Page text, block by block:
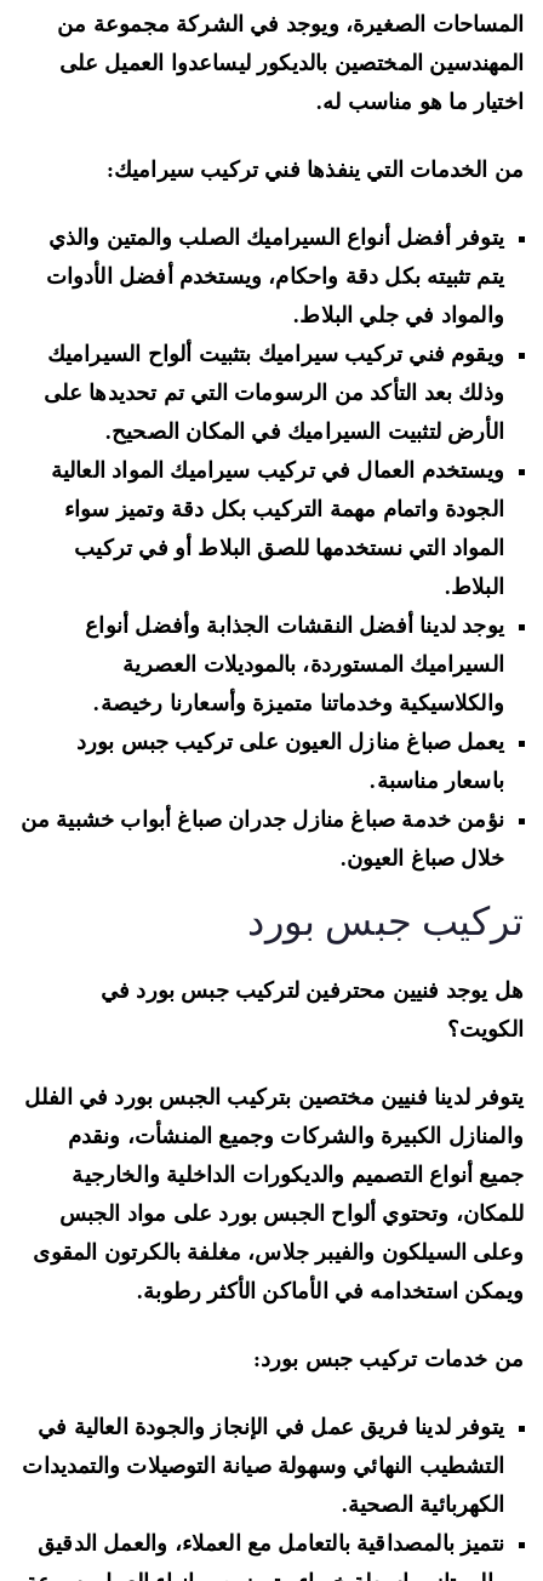
الصغيرة، ويوجد في الشركة مجموعة من
المختصين بالديكور ليساعدوا العميل على
ما هو مناسب له.
الخدمات التي ينفذها فني تركيب سيراميك:
يتوفر أفضل أنواع السيراميك الصلب والمتين والذي
يتم تثبيته بكل دقة واحكام، ويستخدم أفضل الأدوات
والمواد في جلي البلاط.
ويقوم فني تركيب سيراميك بتثبيت ألواح السيراميك
وذلك بعد التأكد من الرسومات التي تم تحديدها على
الأرض لتثبيت السيراميك في المكان الصحيح.
ويستخدم العمال في تركيب سيراميك المواد العالية
الجودة واتمام مهمة التركيب بكل دقة وتميز سواء
المواد التي نستخدمها للصق البلاط أو في تركيب
البلاط.
يوجد لدينا أفضل النقشات الجذابة وأفضل أنواع
السيراميك المستوردة، بالموديلات العصرية
والكلاسيكية وخدماتنا متميزة وأسعارنا رخيصة.
يعمل صباغ منازل العيون على تركيب جبس بورد
باسعار مناسبة.
نؤمن خدمة صباغ منازل جدران صباغ أبواب خشبية من
خلال صباغ العيون.
جبس بورد
يوجد فنيين محترفين لتركيب جبس بورد في
لدينا فنيين مختصين بتركيب الجبس بورد في الفلل
الكبيرة والشركات وجميع المنشأت، ونقدم
أنواع التصميم والديكورات الداخلية والخارجية
وتحتوي ألواح الجبس بورد على مواد الجبس
السيلكون والفيبر جلاس، مغلفة بالكرتون المقوى
استخدامه في الأماكن الأكثر رطوبة.
خدمات تركيب جبس بورد:
يتوفر لدينا فريق عمل في الإنجاز والجودة العالية في
التشطيب النهائي وسهولة صيانة التوصيلات والتمديدات
الكهربائية الصحية.
نتميز بالمصداقية بالتعامل مع العملاء، والعمل الدقيق